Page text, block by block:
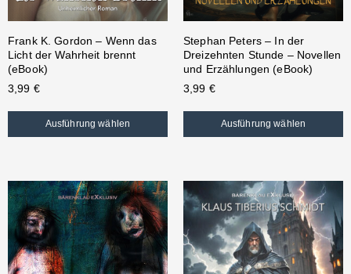
Frank K. Gordon – Wenn das
Licht der Wahrheit brennt
(eBook)
3,99 €
Ausführung wählen
Stephan Peters – In der
Dreizehnten Stunde – Novellen
und Erzählungen (eBook)
3,99 €
Ausführung wählen